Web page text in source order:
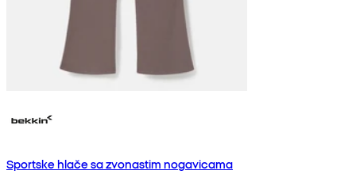
Sportske hlače sa zvonastim nogavicama